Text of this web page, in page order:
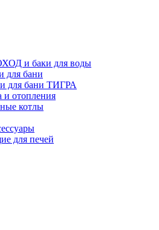
и баки для воды
для бани
для бани ТИГРА
и отопления
котлы
для печей